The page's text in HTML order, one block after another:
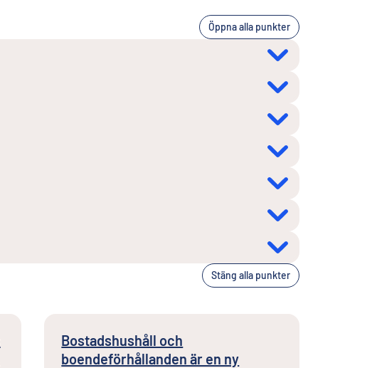
Öppna alla punkter
Stäng alla punkter
Bostadshushåll och
boendeförhållanden är en ny